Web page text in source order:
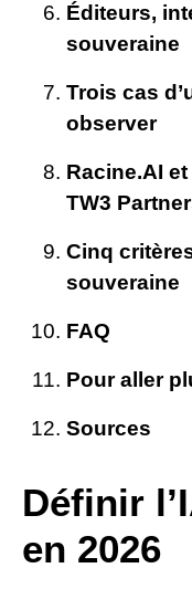
Éditeurs,
souveraine
Trois cas
observer
Racine.AI
TW3
Cinq
souveraine
FAQ
Pour aller
Sources
Définir
en 2026